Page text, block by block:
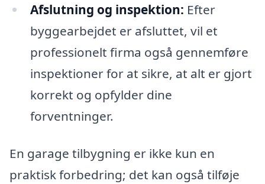
Afslutning og inspektion: Efter
byggearbejdet er afsluttet, vil et
professionelt firma også gennemføre
inspektioner for at sikre, at alt er gjort
korrekt og opfylder dine
forventninger.
En garage tilbygning er ikke kun en
praktisk forbedring; det kan også tilføje